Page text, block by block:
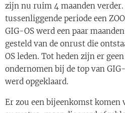
zijn nu ruim 4 maanden
tussenliggende periode een
GIG-OS werd een paar
gesteld van de onrust die
OS leden. Tot heden zijn er
ondernomen bij de top van
werd opgeklaard.
Er zou een bijeenkomst komen